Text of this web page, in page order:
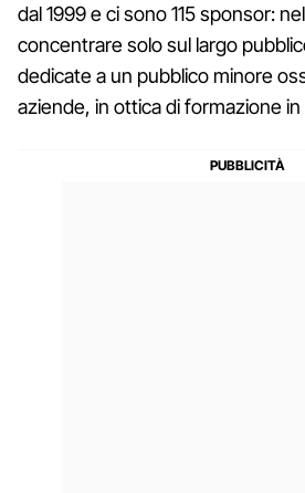
dal 1999 e ci sono 115 sponsor:
concentrare solo sul largo
dedicate a un pubblico minore
aziende, in ottica di formazione